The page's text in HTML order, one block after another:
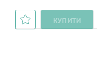
КУПИТИ